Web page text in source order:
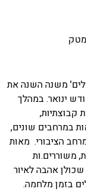
משנה השנה את
ינואר. במהלך
קבוצתיות,
במרחבים שונים,
הציבורי. מאות
משוררים.ות
אהבה לאיור
בזמן מלחמה.